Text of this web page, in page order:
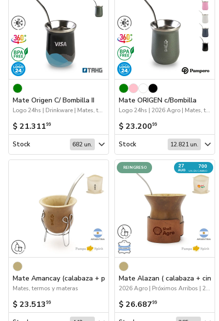
Mate Origen C/ Bombilla II
Logo 24hs | Drinkware | Mates, termos y materas
$ 21.31199
Stock 682 un.
Mate ORIGEN c/Bombilla
Logo 24hs | 2026 Agro | Mates, termos y materas | Próximos Arribos | Drinkware
$ 23.20099
Stock 12.821 un.
Mate Amancay (calabaza + pie)
Mates, termos y materas
$ 23.513 99
27
AUG
700
UN. EN CAMINO
REINGRESO
Mate Alazan ( calabaza +
2026 Agro | Próximos Arribos | 2026 Reingresos | Mates, termos y materas
$ 26.68799